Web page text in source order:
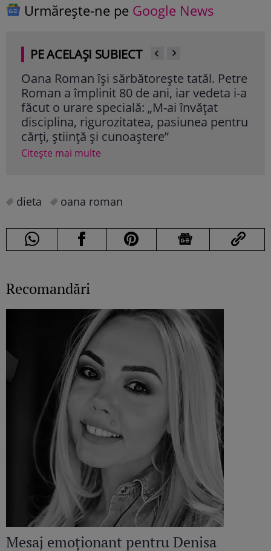
Urmărește-ne pe Google News
PE ACELAȘI SUBIECT
Oana Roman își sărbătorește tatăl. Petre
Roman a împlinit 80 de ani, iar vedeta i-a
făcut o urare specială: „M-ai învățat
disciplina, rigurozitatea, pasiunea pentru
cărți, știință și cunoaștere”
Citește mai multe
dieta oana roman
Recomandări
Mesaj emoționant pentru Denisa